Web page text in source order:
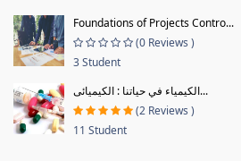
Foundations of Projects Contro...
(0 Reviews )
3 Student
الكيمياء في حياتنا : الكيميائى...
(2 Reviews )
11 Student